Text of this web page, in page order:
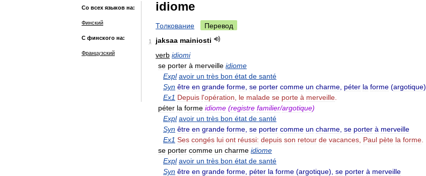
Со всех языков на:
Финский
С финского на:
Французский
idiome
Толкование Перевод
1 jaksaa mainiosti
verb idiomi
se porter à merveille idiome
Expl avoir un très bon état de santé
Syn être en grande forme se porter comme un charme péter la forme (argotique)
Ex1 Depuis l'opération le malade se porte à merveille
péter la forme idiome (registre familier/argotique)
Expl avoir un très bon état de santé
Syn être en grande forme se porter comme un charme se porter à merveille
Ex1 Ses congés lui ont réussi: depuis son retour de vacances Paul pète la forme
se porter comme un charme idiome
Expl avoir un très bon état de santé
Syn être en grande forme péter la forme (argotique), se porter à merveille